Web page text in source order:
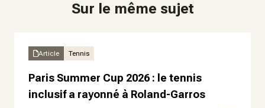
Sur le même sujet
Article Tennis
Paris Summer Cup 2026 : le tennis
inclusif a rayonné à Roland-Garros